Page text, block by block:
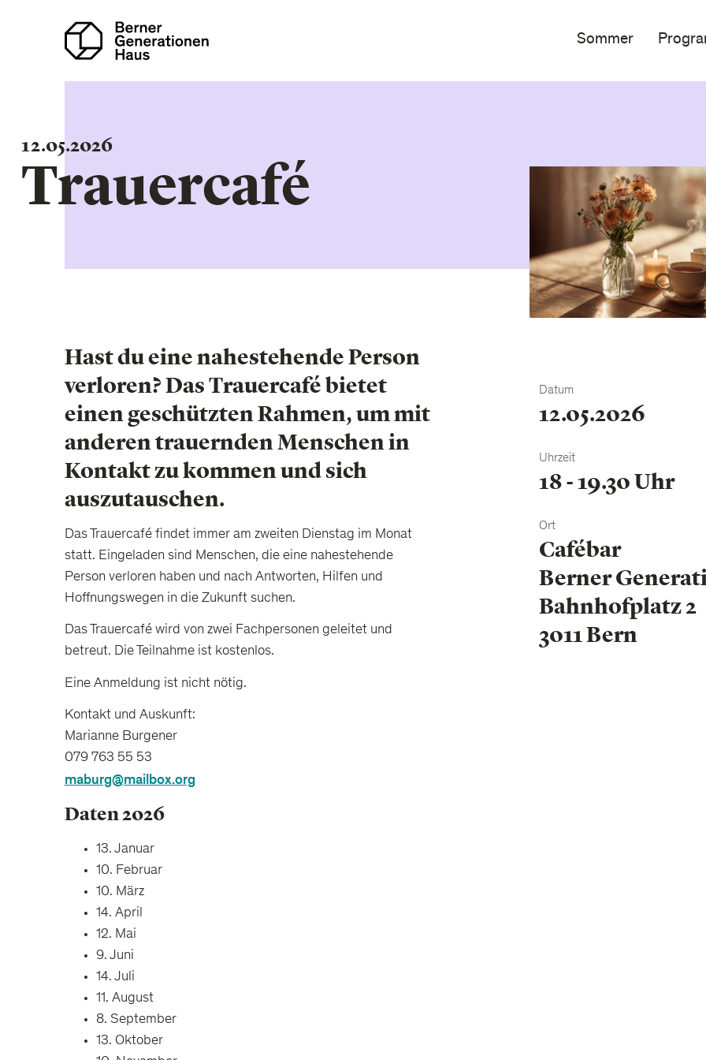
Sommer
12.05.2026
Trauercafé
Hast du eine nahestehende Person
verloren? Das Trauercafé bietet
einen geschützten Rahmen, um mit
anderen trauernden Menschen in
Kontakt zu kommen und sich
auszutauschen.
Das Trauercafé findet immer am zweiten Dienstag im Monat
statt. Eingeladen sind Menschen, die eine nahestehende
Person verloren haben und nach Antworten, Hilfen und
Hoffnungswegen in die Zukunft suchen.
Das Trauercafé wird von zwei Fachpersonen geleitet und
betreut. Die Teilnahme ist kostenlos.
Eine Anmeldung ist nicht nötig.
Kontakt und Auskunft:
Marianne Burgener
079 763 55 53
maburg@mailbox.org
Daten 2026
13. Januar
10. Februar
10. März
14. April
12. Mai
9. Juni
14. Juli
11. August
8. September
13. Oktober
Datum
12.05.2026
Uhrzeit
18 - 19.30 Uhr
Ort
Cafébar
Berner
Bahnhofplatz 2
3011 Bern